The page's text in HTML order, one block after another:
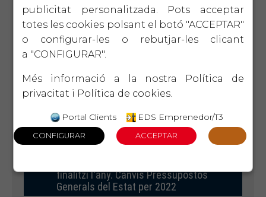
30/11/2021 (Laboral)
Festes anuals de Catalunya pel 2022
Recordatori termini de canvi de bases
de cortització - Treballasdors
autònoms
19/11/2021 (Fiscal)
finalitzí l'any. Canvis Pressupostos
Generals del Estat per 2022
publicitat personalitzada. Pots acceptar
totes les cookies polsant el botó "ACCEPTAR"
o configurar-les o rebutjar-les clicant
a "CONFIGURAR".
Més informació a la nostra
Política de
privacitat i Política de cookies.
Portal Clients EDS Emprenedor/T3